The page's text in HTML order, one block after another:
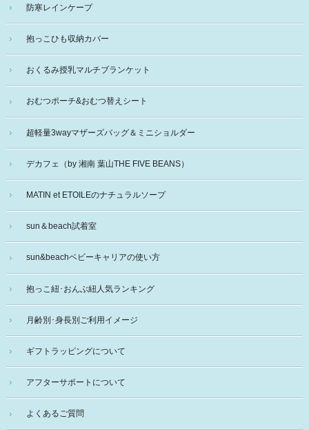
防寒レインケープ
抱っこひも収納カバー
おくるみ授乳マルチブランケット
おむつポーチ&おむつ替えシート
超軽量3wayマザーズバッグ＆ミニショルダー
デカフェ（by 湘南 葉山THE FIVE BEANS）
MATIN et ETOILEのナチュラルソープ
sun＆beach試着室
sun&beachベビーキャリアの使い方
抱っこ紐･おんぶ紐人気ランキング
月齢別･身長別ご利用イメージ
ギフトラッピングについて
アフターサポートについて
よくあるご質問